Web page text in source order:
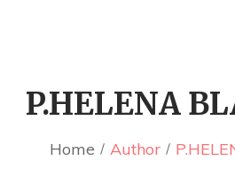
P.HELENA
Home Author